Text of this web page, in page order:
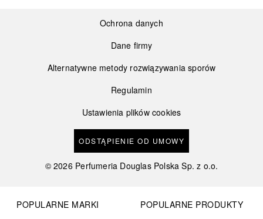
Ochrona danych
Dane firmy
Alternatywne metody rozwiązywania sporów
Regulamin
Ustawienia plików cookies
ODSTĄPIENIE OD UMOWY
©2026 Perfumeria Douglas Polska Sp. z o.o.
POPULARNE MARKI
POPULARNE PRODUKTY